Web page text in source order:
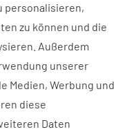
personalisieren,
zu können und die
Außerdem
unserer
Medien, Werbung und
diese
Daten